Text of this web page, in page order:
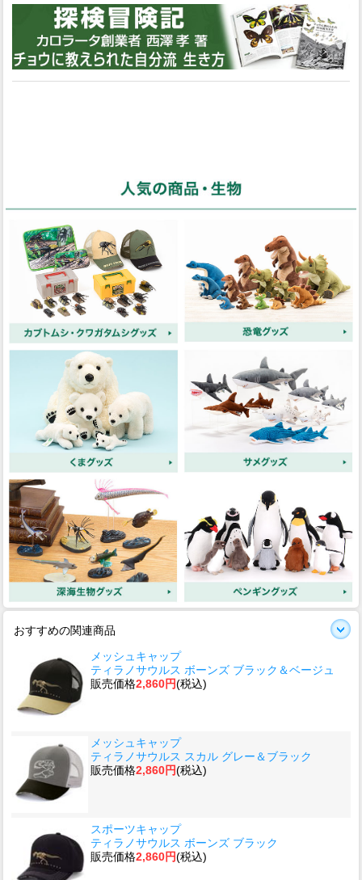
おすすめの関連商品
メッシュキャップ
ティラノサウルス ボーンズ ブラック＆ベージュ
販売価格2,860円(税込)
メッシュキャップ
ティラノサウルス スカル グレー＆ブラック
販売価格2,860円(税込)
スポーツキャップ
ティラノサウルス ボーンズ ブラック
販売価格2,860円(税込)